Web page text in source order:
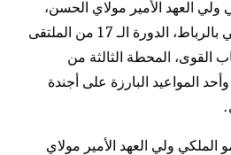
العهد الأمير مولاي الحسن،
امس الأحد بالملعب الأولمبي بالرباط، الدورة الـ 17 من الملتقى
القوى، المحطة الثالثة من
المواعيد البارزة على أجندة
ولي العهد الأمير مولاي